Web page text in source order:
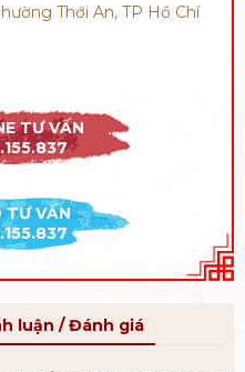
Thới An, TP Hồ Chí
TƯ VẤN
TƯ VẤN
luận / Đánh giá